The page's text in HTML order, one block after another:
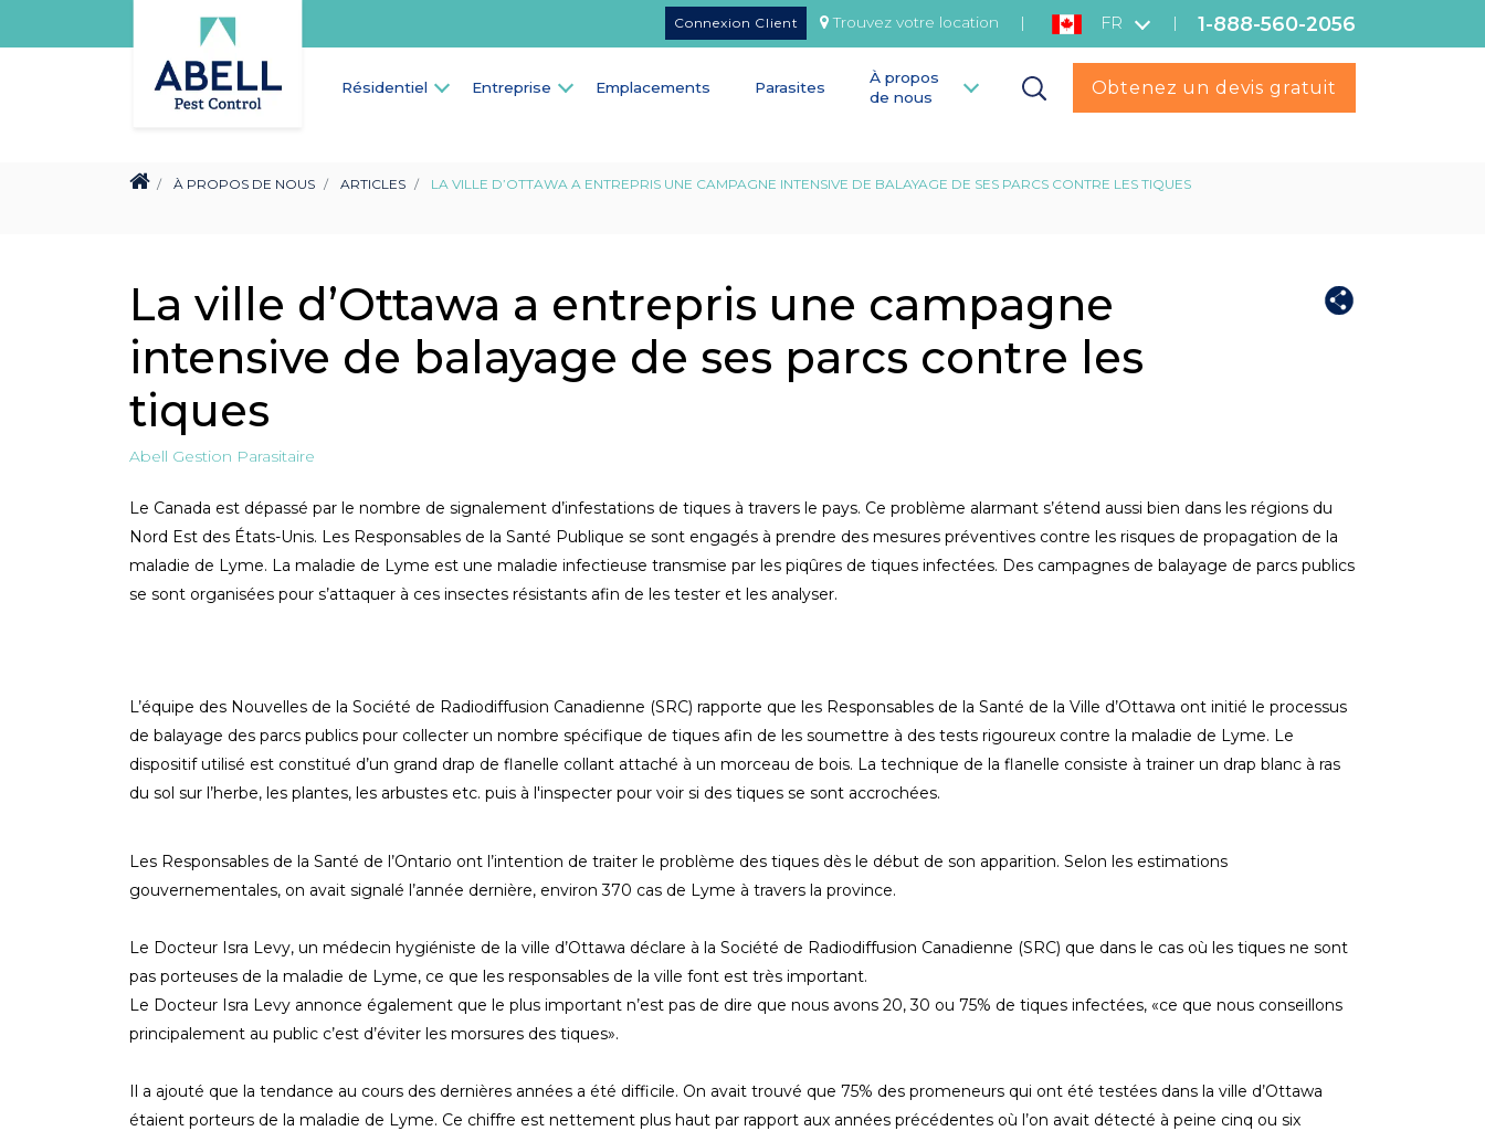
Connexion Client Trouvez votre location | FR | 1-888-560-2056
Résidentiel Entreprise Emplacements Parasites
À propos
de nous
Obtenez un devis gratuit
À PROPOS DE NOUS ARTICLES LA VILLE D’OTTAWA A ENTREPRIS UNE CAMPAGNE INTENSIVE DE BALAYAGE DE SES PARCS CONTRE LES TIQUES
La ville d’Ottawa a entrepris une campagne
intensive de balayage de ses parcs contre les
tiques
Abell Gestion Parasitaire
Le Canada est dépassé par le nombre de signalement d’infestations de tiques à travers le pays. Ce problème alarmant s’étend aussi bien dans les régions du
Nord Est des États-Unis. Les Responsables de la Santé Publique se sont engagés à prendre des mesures préventives contre les risques de propagation de la
maladie de Lyme. La maladie de Lyme est une maladie infectieuse transmise par les piqûres de tiques infectées. Des campagnes de balayage de parcs publics
se sont organisées pour s’attaquer à ces insectes résistants afin de les tester et les analyser.
L’équipe des Nouvelles de la Société de Radiodiffusion Canadienne (SRC) rapporte que les Responsables de la Santé de la Ville d’Ottawa ont initié le processus
de balayage des parcs publics pour collecter un nombre spécifique de tiques afin de les soumettre à des tests rigoureux contre la maladie de Lyme. Le
dispositif utilisé est constitué d’un grand drap de flanelle collant attaché à un morceau de bois. La technique de la flanelle consiste à trainer un drap blanc à ras
du sol sur l’herbe, les plantes, les arbustes etc. puis à l'inspecter pour voir si des tiques se sont accrochées.
Les Responsables de la Santé de l’Ontario ont l’intention de traiter le problème des tiques dès le début de son apparition. Selon les estimations
gouvernementales, on avait signalé l’année dernière, environ 370 cas de Lyme à travers la province.
Le Docteur Isra Levy, un médecin hygiéniste de la ville d’Ottawa déclare à la Société de Radiodiffusion Canadienne (SRC) que dans le cas où les tiques ne sont
pas porteuses de la maladie de Lyme, ce que les responsables de la ville font est très important.
Le Docteur Isra Levy annonce également que le plus important n’est pas de dire que nous avons 20, 30 ou 75% de tiques infectées, «ce que nous conseillons
principalement au public c’est d’éviter les morsures des tiques».
Il a ajouté que la tendance au cours des dernières années a été difficile. On avait trouvé que 75% des promeneurs qui ont été testées dans la ville d’Ottawa
étaient porteurs de la maladie de Lyme. Ce chiffre est nettement plus haut par rapport aux années précédentes où l’on avait détecté à peine cinq ou six